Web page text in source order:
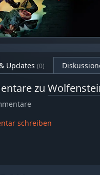
Updates (0)
zu
schreiben